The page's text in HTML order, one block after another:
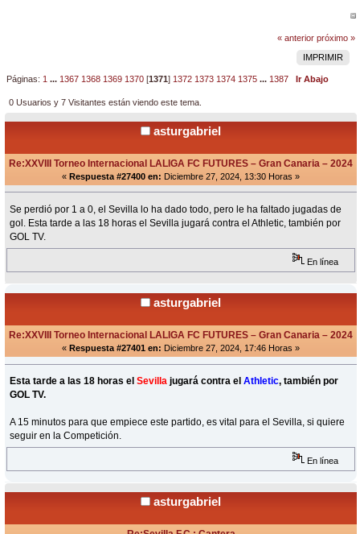
« anterior próximo »
IMPRIMIR
Páginas: 1 ... 1367 1368 1369 1370 [1371] 1372 1373 1374 1375 ... 1387 Ir Abajo
0 Usuarios y 7 Visitantes están viendo este tema.
asturgabriel
Re:XXVIII Torneo Internacional LALIGA FC FUTURES – Gran Canaria – 2024
« Respuesta #27400 en: Diciembre 27, 2024, 13:30 Horas »
Se perdió por 1 a 0, el Sevilla lo ha dado todo, pero le ha faltado jugadas de
gol. Esta tarde a las 18 horas el Sevilla jugará contra el Athletic, también por
GOL TV.
En línea
asturgabriel
Re:XXVIII Torneo Internacional LALIGA FC FUTURES – Gran Canaria – 2024
« Respuesta #27401 en: Diciembre 27, 2024, 17:46 Horas »
Esta tarde a las 18 horas elSevilla jugará contra elAthletic, también por
GOL TV.
A 15 minutos para que empiece este partido, es vital para el Sevilla, si quiere
seguir en la Competición.
En línea
asturgabriel